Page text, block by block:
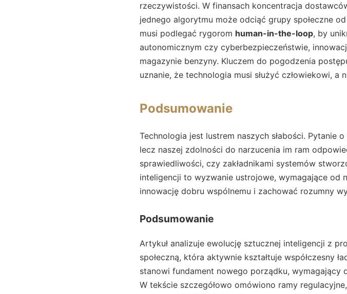
rzeczywistości. W finansach koncentracja
jednego algorytmu może odciąć grupy społeczne
musi podlegać rygorom human-in-the-loop, by
autonomicznym czy cyberbezpieczeństwie,
magazynie benzyny. Kluczem do pogodzenia
uznanie, że technologia musi służyć człowiekowi,
Podsumowanie
Technologia jest lustrem naszych słabości. Pytanie
lecz naszej zdolności do narzucenia im ram
sprawiedliwości, czy zakładnikami systemów
inteligencji to wyzwanie ustrojowe, wymagające od
innowację dobru wspólnemu i zachować rozumny
Podsumowanie
Artykuł analizuje ewolucję sztucznej inteligencji z
społeczną, która aktywnie kształtuje współczesny
stanowi fundament nowego porządku,
W tekście szczegółowo omówiono ramy